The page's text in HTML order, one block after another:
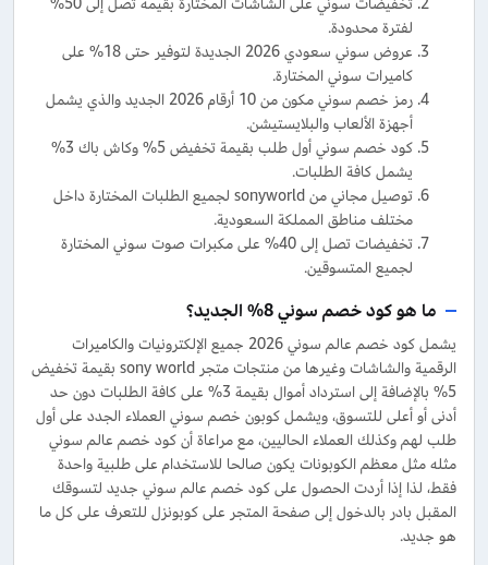
لفترة محدودة.
عروض سوني سعودي 2026 الجديدة لتوفير حتى 18% على
كاميرات سوني المختارة.
رمز خصم سوني مكون من 10 أرقام 2026 الجديد والذي يشمل
أجهزة الألعاب والبلايستيشن.
كود خصم سوني أول طلب بقيمة تخفيض 5% وكاش باك 3%
يشمل كافة الطلبات.
توصيل مجاني من sonyworld لجميع الطلبات المختارة داخل
مختلف مناطق المملكة السعودية.
تخفيضات تصل إلى 40% على مكبرات صوت سوني المختارة
لجميع المتسوقين.
ما هو كود خصم سوني 8% الجديد؟
يشمل كود خصم عالم سوني 2026 جميع الإلكترونيات والكاميرات
الرقمية والشاشات وغيرها من منتجات متجر sony world بقيمة تخفيض
5% بالإضافة إلى استرداد أموال بقيمة 3% على كافة الطلبات دون حد
أدنى أو أعلى للتسوق، ويشمل كوبون خصم سوني العملاء الجدد على أول
طلب لهم وكذلك العملاء الحاليين، مع مراعاة أن كود خصم عالم سوني
مثله مثل معظم الكوبونات يكون صالحا للاستخدام على طلبية واحدة
فقط، لذا إذا أردت الحصول على كود خصم عالم سوني جديد لتسوقك
المقبل بادر بالدخول إلى صفحة المتجر على كوبونزل للتعرف على كل ما
هو جديد.